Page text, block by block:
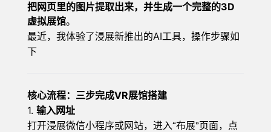
把网页里的图片提取出来，并生成一个完整的3D
虚拟展馆。
最近，我体验了浸展新推出的AI工具，操作步骤如
下
核心流程：三步完成VR展馆搭建
1. 输入网址
打开浸展微信小程序或网站，进入“布展”页面，点